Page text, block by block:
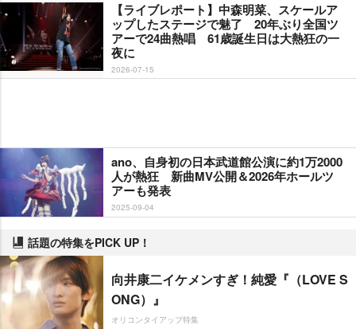
【ライブレポート】中森明菜、スケールア
ップしたステージで魅了 20年ぶり全国ツ
アーで24曲熱唱 61歳誕生日は大熱狂の一
夜に
2026-07-15
ano、自身初の日本武道館公演に約1万2000
人が熱狂 新曲MV公開＆2026年ホールツ
アーも発表
2025-09-04
話題の特集をPICK UP！
向井康二イケメンすぎ！純愛『（LOVE S
ONG）』
オリコンタイアップ特集